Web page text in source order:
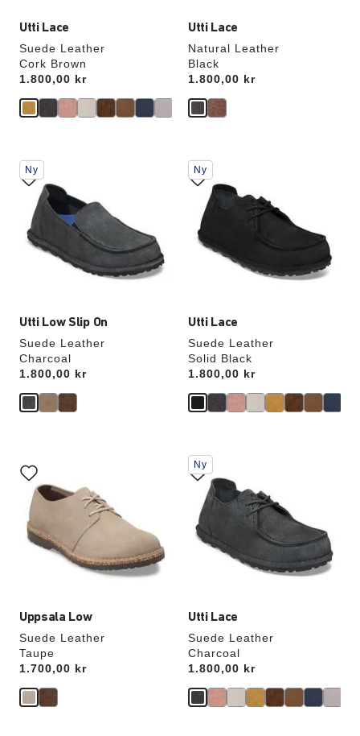
Utti Lace
Suede Leather
Cork Brown
Price:
1.800,00 kr
Utti Lace
Natural Leather
Black
Price:
1.800,00 kr
Utti Low Slip On
Suede Leather
Charcoal
Price:
1.800,00 kr
Samhandling
med
swatch-
farger
oppdatere
produktbildet
Ny
Utti Lace
Suede Leather
Solid Black
Price:
1.800,00 kr
Samhandling
med
swatch-
farger
oppdatere
produktbildet
Ny
Uppsala Low
Suede Leather
Taupe
Price:
1.700,00 kr
med
swatch-
farger
oppdatere
produktbildet
Utti Lace
Suede Leather
Charcoal
Price:
1.800,00 kr
Samhandling
med
swatch-
farger
oppdatere
produktbildet
Ny